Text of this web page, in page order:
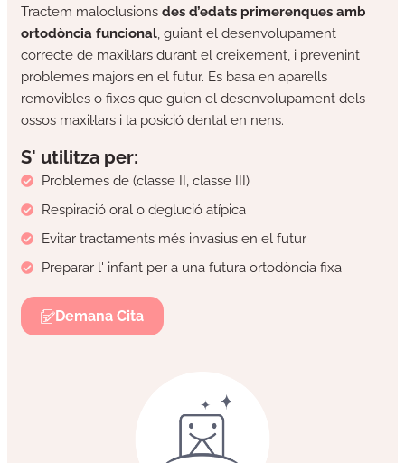
Tractem maloclusions des d’edats primerenques amb
ortodòncia funcional, guiant el desenvolupament
correcte de maxil·lars durant el creixement, i prevenint
problemes majors en el futur. Es basa en aparells
removibles o fixos que guien el desenvolupament dels
ossos maxil·lars i la posició dental en nens.
S' utilitza per:
Problemes de (classe II, classe III)
Respiració oral o deglució atípica
Evitar tractaments més invasius en el futur
Preparar l' infant per a una futura ortodòncia fixa
Demana Cita